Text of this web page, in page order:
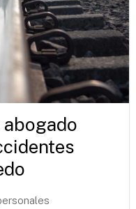
abogado